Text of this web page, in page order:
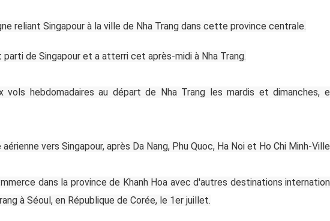
reliant Singapour à la ville de Nha Trang dans cette province centrale.
de Singapour et a atterri cet après-midi à Nha Trang.
vols hebdomadaires au départ de Nha Trang les mardis et dimanches,
vers Singapour, après Da Nang, Phu Quoc, Ha Noi et Ho Chi Minh-
dans la province de Khanh Hoa avec d'autres destinations
à Séoul, en République de Corée, le 1er juillet.